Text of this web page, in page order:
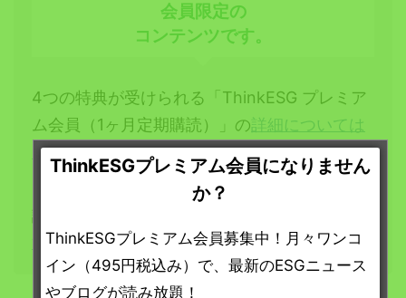
会員限定の
コンテンツです。
4つの特典が受けられる「ThinkESG プレミア
ム会員（1ヶ月定期購読）」の詳細については
こちらをご覧ください。
「ThinkESG プレミアム会員（1ヶ月定期購
読）」へは
。
ThinkESGプレミアム会員になりません
か？
ThinkESGプレミアム会員募集中！月々ワンコ
イン（495円税込み）で、最新のESGニュース
やブログが読み放題！